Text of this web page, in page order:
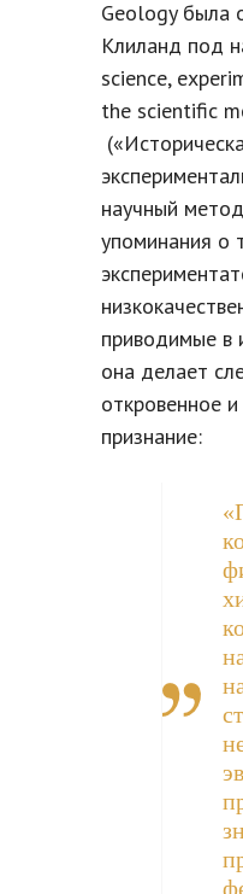
Geology была
Клиланд под
science,
the scientific
научный
упоминания о
приводимые в
она делает
откровенное
признание: